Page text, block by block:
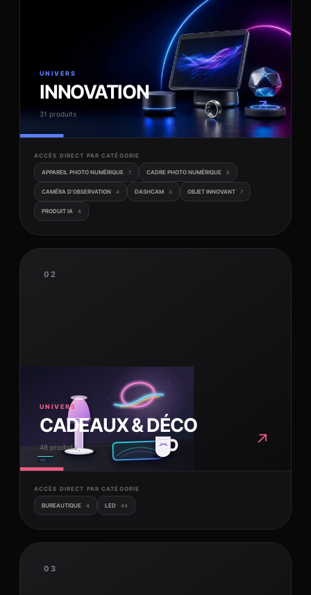
UNIVERS
INNOVATION
31 produits ↗
ACCÈS DIRECT PAR CATÉGORIE
APPAREIL PHOTO NUMÉRIQUE 7 CADRE PHOTO NUMÉRIQUE 6
CAMÉRA D'OBSERVATION 4 DASHCAM 3 OBJET INNOVANT 7
PRODUIT IA 4
02
UNIVERS
CADEAUX & DÉCO
48 produits ↗
ACCÈS DIRECT PAR CATÉGORIE
BUREAUTIQUE 4 LED 44
03